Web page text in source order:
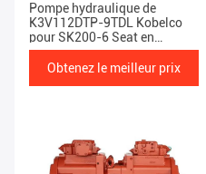
Pompe hydraulique de
K3V112DTP-9TDL Kobelco
pour SK200-6 Seat en
aluminium
Obtenez le meilleur prix